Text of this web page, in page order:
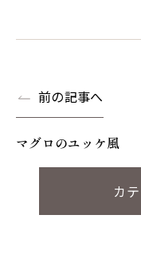
前の記事へ
マグロのユッケ風
カ